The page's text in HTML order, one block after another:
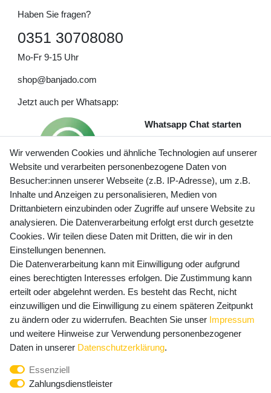
Haben Sie fragen?
0351 30708080
Mo-Fr 9-15 Uhr
shop@banjado.com
Jetzt auch per Whatsapp:
Whatsapp Chat starten
Preisangaben inkl. gesetzl. MwSt. und zzgl. Service- und
Versandkosten
Newsletter Anmeldung - Keine Angebote
mehr verpassen!
E-MAIL **
Newsletter
Honig
Hiermit bestätige ich, dass ich dieDaten­schutz­erklärung
widerrufen.**
Wir verwenden Cookies und ähnliche Technologien auf unserer
Website und verarbeiten personenbezogene Daten von
Besucher:innen unserer Webseite (z.B. IP-Adresse), um z.B.
Inhalte und Anzeigen zu personalisieren, Medien von
Drittanbietern einzubinden oder Zugriffe auf unsere Website zu
analysieren. Die Datenverarbeitung erfolgt erst durch gesetzte
Cookies. Wir teilen diese Daten mit Dritten, die wir in den
Einstellungen benennen.
Die Datenverarbeitung kann mit Einwilligung oder aufgrund
eines berechtigten Interesses erfolgen. Die Zustimmung kann
erteilt oder abgelehnt werden. Es besteht das Recht, nicht
einzuwilligen und die Einwilligung zu einem späteren Zeitpunkt
zu ändern oder zu widerrufen. Beachten Sie unser Impressum
und weitere Hinweise zur Verwendung personenbezogener
Daten in unserer Daten­schutz­erklärung.
Essenziell
Zahlungsdienstleister